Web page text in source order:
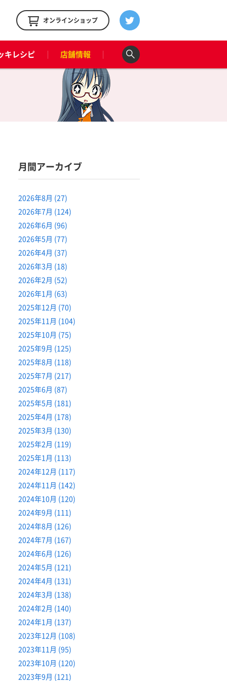
オンラインショップ
キレシピ 店舗情報
月間アーカイブ
2026年8月 (27)
2026年7月 (124)
2026年6月 (96)
2026年5月 (77)
2026年4月 (37)
2026年3月 (18)
2026年2月 (52)
2026年1月 (63)
2025年12月 (70)
2025年11月 (104)
2025年10月 (75)
2025年9月 (125)
2025年8月 (118)
2025年7月 (217)
2025年6月 (87)
2025年5月 (181)
2025年4月 (178)
2025年3月 (130)
2025年2月 (119)
2025年1月 (113)
2024年12月 (117)
2024年11月 (142)
2024年10月 (120)
2024年9月 (111)
2024年8月 (126)
2024年7月 (167)
2024年6月 (126)
2024年5月 (121)
2024年4月 (131)
2024年3月 (138)
2024年2月 (140)
2024年1月 (137)
2023年12月 (108)
2023年11月 (95)
2023年10月 (120)
2023年9月 (121)